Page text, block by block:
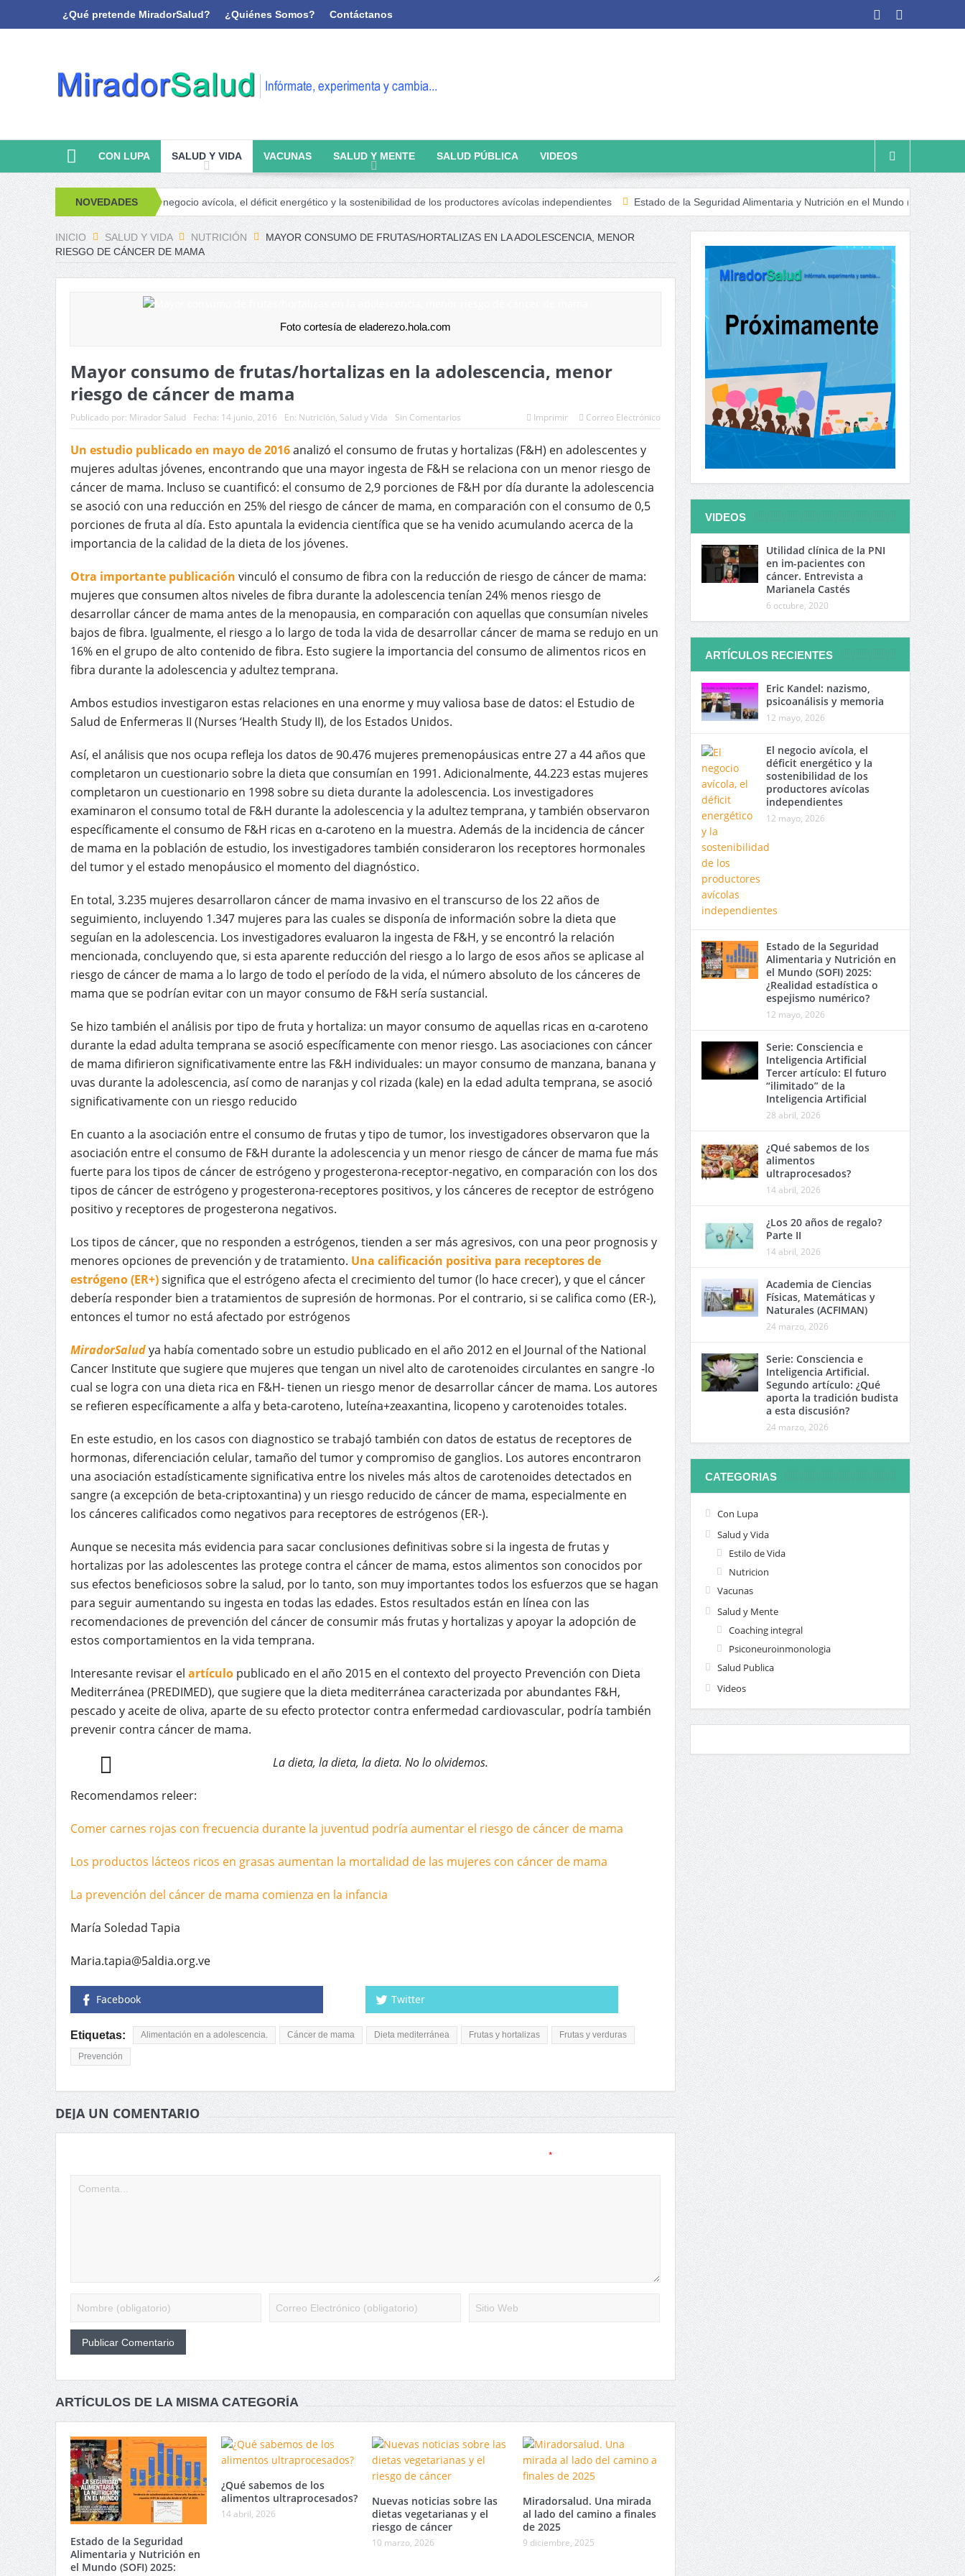
¿Qué pretende MiradorSalud? ¿Quiénes Somos? Contáctanos
CON LUPA SALUD Y VIDA VACUNAS SALUD Y MENTE SALUD PÚBLICA VIDEOS
NOVEDADES
y memoria El negocio avícola, el déficit energético y la sostenibilidad de los productores avícolas independientes Estado de la Seguridad Alimentaria y Nutrición en el Mundo (SOFI) 2025:
INICIO SALUD Y VIDA NUTRICIÓN
MAYOR CONSUMO DE FRUTAS/HORTALIZAS EN LA ADOLESCENCIA, MENOR
RIESGO DE CÁNCER DE MAMA
Foto cortesía de eladerezo.hola.com
Mayor consumo de frutas/hortalizas en la adolescencia, menor
riesgo de cáncer de mama
Publicado por: Mirador Salud Fecha: 14 junio, 2016 En: Nutrición, Salud y Vida Sin Comentarios Imprimir Correo Electrónico
Un estudio publicado en mayo de 2016analizó el consumo de frutas y hortalizas (F&H) en adolescentes y
mujeres adultas jóvenes, encontrando que una mayor ingesta de F&H se relaciona con un menor riesgo de
cáncer de mama. Incluso se cuantificó: el consumo de 2,9 porciones de F&H por día durante la adolescencia
se asoció con una reducción en 25% del riesgo de cáncer de mama, en comparación con el consumo de 0,5
porciones de fruta al día. Esto apuntala la evidencia científica que se ha venido acumulando acerca de la
importancia de la calidad de la dieta de los jóvenes.
Otra importante publicación vinculó el consumo de fibra con la reducción de riesgo de cáncer de mama:
mujeres que consumen altos niveles de fibra durante la adolescencia tenían 24% menos riesgo de
desarrollar cáncer de mama antes de la menopausia, en comparación con aquellas que consumían niveles
bajos de fibra. Igualmente, el riesgo a lo largo de toda la vida de desarrollar cáncer de mama se redujo en un
16% en el grupo de alto contenido de fibra. Esto sugiere la importancia del consumo de alimentos ricos en
fibra durante la adolescencia y adultez temprana.
Ambos estudios investigaron estas relaciones en una enorme y muy valiosa base de datos: el Estudio de
Salud de Enfermeras II (Nurses ‘Health Study II), de los Estados Unidos.
Así, el análisis que nos ocupa refleja los datos de 90.476 mujeres premenopáusicas entre 27 a 44 años que
completaron un cuestionario sobre la dieta que consumían en 1991. Adicionalmente, 44.223 estas mujeres
completaron un cuestionario en 1998 sobre su dieta durante la adolescencia. Los investigadores
examinaron el consumo total de F&H durante la adolescencia y la adultez temprana, y también observaron
específicamente el consumo de F&H ricas en α-caroteno en la muestra. Además de la incidencia de cáncer
de mama en la población de estudio, los investigadores también consideraron los receptores hormonales
del tumor y el estado menopáusico el momento del diagnóstico.
En total, 3.235 mujeres desarrollaron cáncer de mama invasivo en el transcurso de los 22 años de
seguimiento, incluyendo 1.347 mujeres para las cuales se disponía de información sobre la dieta que
seguían en la adolescencia. Los investigadores evaluaron la ingesta de F&H, y se encontró la relación
mencionada, concluyendo que, si esta aparente reducción del riesgo a lo largo de esos años se aplicase al
riesgo de cáncer de mama a lo largo de todo el período de la vida, el número absoluto de los cánceres de
mama que se podrían evitar con un mayor consumo de F&H sería sustancial.
Se hizo también el análisis por tipo de fruta y hortaliza: un mayor consumo de aquellas ricas en α-caroteno
durante la edad adulta temprana se asoció específicamente con menor riesgo. Las asociaciones con cáncer
de mama difirieron significativamente entre las F&H individuales: un mayor consumo de manzana, banana y
uvas durante la adolescencia, así como de naranjas y col rizada (kale) en la edad adulta temprana, se asoció
significativamente con un riesgo reducido
En cuanto a la asociación entre el consumo de frutas y tipo de tumor, los investigadores observaron que la
asociación entre el consumo de F&H durante la adolescencia y un menor riesgo de cáncer de mama fue más
fuerte para los tipos de cáncer de estrógeno y progesterona-receptor-negativo, en comparación con los dos
tipos de cáncer de estrógeno y progesterona-receptores positivos, y los cánceres de receptor de estrógeno
positivo y receptores de progesterona negativos.
Los tipos de cáncer, que no responden a estrógenos, tienden a ser más agresivos, con una peor prognosis y
menores opciones de prevención y de tratamiento. Una calificación positiva para receptores de
estrógeno (ER+) significa que el estrógeno afecta el crecimiento del tumor (lo hace crecer), y que el cáncer
debería responder bien a tratamientos de supresión de hormonas. Por el contrario, si se califica como (ER-),
entonces el tumor no está afectado por estrógenos
MiradorSalud ya había comentado sobre un estudio publicado en el año 2012 en el Journal of the National
Cancer Institute que sugiere que mujeres que tengan un nivel alto de carotenoides circulantes en sangre -lo
cual se logra con una dieta rica en F&H- tienen un riesgo menor de desarrollar cáncer de mama. Los autores
se refieren específicamente a alfa y beta-caroteno, luteína+zeaxantina, licopeno y carotenoides totales.
En este estudio, en los casos con diagnostico se trabajó también con datos de estatus de receptores de
hormonas, diferenciación celular, tamaño del tumor y compromiso de ganglios. Los autores encontraron
una asociación estadísticamente significativa entre los niveles más altos de carotenoides detectados en
sangre (a excepción de beta-criptoxantina) y un riesgo reducido de cáncer de mama, especialmente en
los cánceres calificados como negativos para receptores de estrógenos (ER-).
Aunque se necesita más evidencia para sacar conclusiones definitivas sobre si la ingesta de frutas y
hortalizas por las adolescentes las protege contra el cáncer de mama, estos alimentos son conocidos por
sus efectos beneficiosos sobre la salud, por lo tanto, son muy importantes todos los esfuerzos que se hagan
para seguir aumentando su ingesta en todas las edades. Estos resultados están en línea con las
recomendaciones de prevención del cáncer de consumir más frutas y hortalizas y apoyar la adopción de
estos comportamientos en la vida temprana.
Interesante revisar el artículo publicado en el año 2015 en el contexto del proyecto Prevención con Dieta
Mediterránea (PREDIMED), que sugiere que la dieta mediterránea caracterizada por abundantes F&H,
pescado y aceite de oliva, aparte de su efecto protector contra enfermedad cardiovascular, podría también
prevenir contra cáncer de mama.
La dieta, la dieta, la dieta. No lo olvidemos.
Recomendamos releer:
Comer carnes rojas con frecuencia durante la juventud podría aumentar el riesgo de cáncer de mama
Los productos lácteos ricos en grasas aumentan la mortalidad de las mujeres con cáncer de mama
La prevención del cáncer de mama comienza en la infancia
María Soledad Tapia
Maria.tapia@5aldia.org.ve
Facebook Twitter
Etiquetas: Alimentación en a adolescencia. Cáncer de mama Dieta mediterránea Frutas y hortalizas Frutas y verduras
Prevención
DEJA UN COMENTARIO
*
ARTÍCULOS DE LA MISMA CATEGORÍA
Estado de la Seguridad
Alimentaria y Nutrición en
el Mundo (SOFI) 2025:
¿Qué sabemos de los
alimentos ultraprocesados?
14 abril, 2026
Nuevas noticias sobre las
dietas vegetarianas y el
riesgo de cáncer
10 marzo, 2026
Miradorsalud. Una mirada
al lado del camino a finales
de 2025
9 diciembre, 2025
VIDEOS
Utilidad clínica de la PNI
en im-pacientes con
cáncer. Entrevista a
Marianela Castés
6 octubre, 2020
ARTÍCULOS RECIENTES
Eric Kandel: nazismo,
psicoanálisis y memoria
12 mayo, 2026
El negocio avícola, el
déficit energético y la
sostenibilidad de los
productores avícolas
independientes
12 mayo, 2026
Estado de la Seguridad
Alimentaria y Nutrición en
el Mundo (SOFI) 2025:
¿Realidad estadística o
espejismo numérico?
12 mayo, 2026
Serie: Consciencia e
Inteligencia Artificial
Tercer artículo: El futuro
“ilimitado” de la
Inteligencia Artificial
28 abril, 2026
¿Qué sabemos de los
alimentos
ultraprocesados?
14 abril, 2026
¿Los 20 años de regalo?
Parte II
14 abril, 2026
Academia de Ciencias
Físicas, Matemáticas y
Naturales (ACFIMAN)
24 marzo, 2026
Serie: Consciencia e
Inteligencia Artificial.
Segundo artículo: ¿Qué
aporta la tradición budista
a esta discusión?
24 marzo, 2026
CATEGORIAS
Con Lupa
Salud y Vida
Estilo de Vida
Nutricion
Vacunas
Salud y Mente
Coaching integral
Psiconeuroinmonologia
Salud Publica
Videos